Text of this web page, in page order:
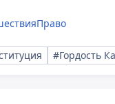
Право
#Гордость